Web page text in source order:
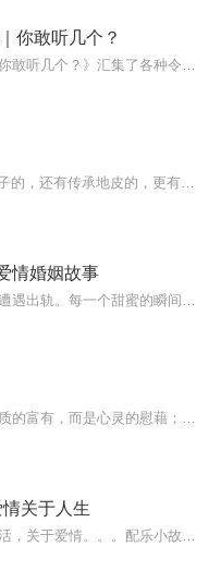
你敢听几个？
情婚姻故事
关于人生